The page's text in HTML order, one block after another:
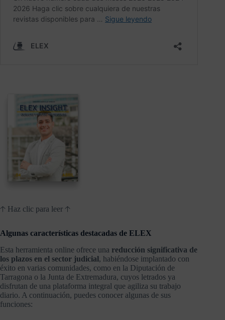
🡡 Haz clic para leer 🡡
Algunas características destacadas de ELEX
Esta herramienta online ofrece una reducción significativa de
los plazos en el sector judicial, habiéndose implantado con
éxito en varias comunidades, como en la Diputación de
Tarragona o la Junta de Extremadura, cuyos letrados ya
disfrutan de una plataforma integral que agiliza su trabajo
diario. A continuación, puedes conocer algunas de sus
funciones: